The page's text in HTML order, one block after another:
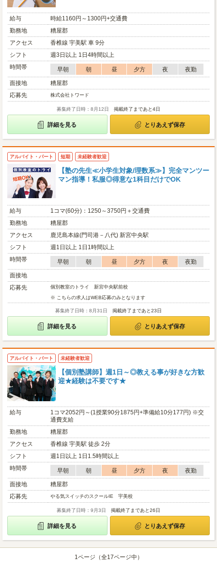
給与
時給1160円～1300円+交通費
勤務地
糟屋郡
アクセス
香椎線 宇美駅 車 9分
シフト
週3日以上 1日4時間以上
時間帯
早朝 朝 昼 夕方 夜
夜勤
面接地
糟屋郡
応募先
株式会社トワード
募集終了日時：8月12日 掲載終了まであと4日
詳細を見る とりあえず保存
アルバイト・パート 短期 未経験者歓迎
【塾の先生≪小学生対象/理数系≫】完全マンツー
マン指導！私服◎得意な1科目だけでOK
給与
1コマ(60分)：1250～3750円＋交通費
勤務地
糟屋郡
アクセス
鹿児島本線(門司港－八代) 新宮中央駅
シフト
週1日以上 1日1時間以上
時間帯
早朝 朝 昼 夕方 夜
夜勤
面接地
応募先
個別教室のトライ 新宮中央駅前校
※ こちらの求人はWEB応募のみとなります
募集終了日時：8月31日 掲載終了まであと23日
詳細を見る とりあえず保存
アルバイト・パート 未経験者歓迎
【個別塾講師】週1日～◎教える事が好きな方歓
迎★経験は不要です★
給与
1コマ2052円～(1授業90分1875円+準備給10分177円) ※交
通費支給
勤務地
糟屋郡
アクセス
香椎線 宇美駅 徒歩 2分
シフト
週1日以上 1日1.5時間以上
時間帯
早朝 朝 昼 夕方 夜
夜勤
面接地
糟屋郡
応募先
やる気スイッチのスクールIE 宇美校
募集終了日時：9月3日 掲載終了まであと26日
詳細を見る とりあえず保存
1ページ（全17ページ中）